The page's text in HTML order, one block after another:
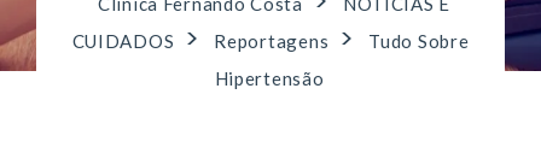
CUIDADOS
> Reportagens >
Tudo Sobre
Hipertensão